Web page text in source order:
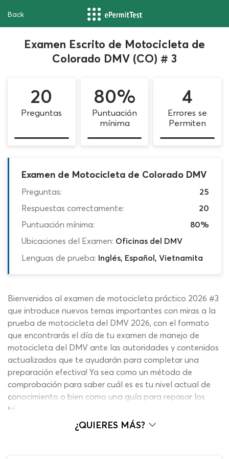
Back
Examen Escrito de Motocicleta de
Colorado DMV (CO) # 3
20
Preguntas
80%
Puntuación
mínima
4
Errores se
Permiten
Examen de Motocicleta de Colorado DMV
Preguntas:
25
Respuestas correctamente:
20
Puntuación mínima:
80%
Ubicaciones del Examen: Oficinas del DMV
Lenguas de prueba: Inglés, Español, Vietnamita
Bienvenidos al examen de motocicleta práctico 2026 #3
que introduce nuevos temas importantes con miras a la
prueba de motocicleta del DMV 2026, con el formato
que encontrarás el día de tu examen de manejo de
motocicleta del DMV ante las autoridades y contenidos
actualizados que te ayudarán para completar una
preparación efectiva! Ya sea como un método de
comprobación para saber cuál es es tu nivel actual de
conocimiento o bien como una guía para repasar los
tópicos más trascendentes para el test del DMV
práctico de motocicleta, nuestra herramienta gratuita
cuenta con las características más eficientes para
¿QUIERES MÁS?